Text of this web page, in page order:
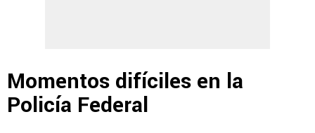
Momentos difíciles en la
Policía Federal